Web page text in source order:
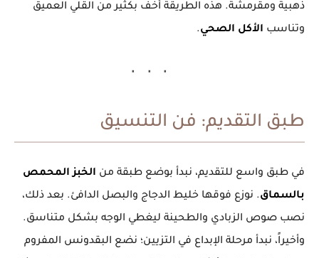
ذهبية ومقرمشة. هذه الطريقة أخف بكثير من القلي العميق
وتناسب الأكل الصحي.
طبق التقديم: فن التنسيق
في طبق واسع للتقديم، نبدأ بوضع طبقة من الخبز المحمص
بالسماق. نوزع فوقها خليط الدجاج والبصل الدافئ. بعد ذلك،
نصب صوص الزبادي والطحينة ليغطي الوجه بشكل متناسق.
وأخيراً، نبدأ مرحلة الإبداع في التزيين؛ نضع البقدونس المفروم